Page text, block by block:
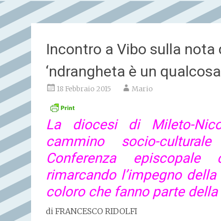
Incontro a Vibo sulla nota
‘ndrangheta è un
18 Febbraio 2015 Mario
La diocesi di Mileto-
cammino socio-
Conferenza
rimarcando l’impegno
coloro che fanno parte
di FRANCESCO RIDOLFI